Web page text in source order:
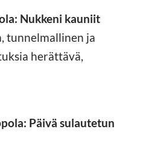
Nukkeni kauniit
tunnelmallinen ja
herättävä,
Päivä sulautetun